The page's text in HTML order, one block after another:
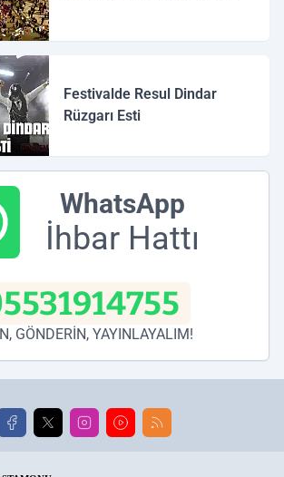
Festivalde Resul Dindar
Rüzgarı Esti
WhatsApp
İhbar Hattı
GÖNDERİN, YAYINLAYALIM!